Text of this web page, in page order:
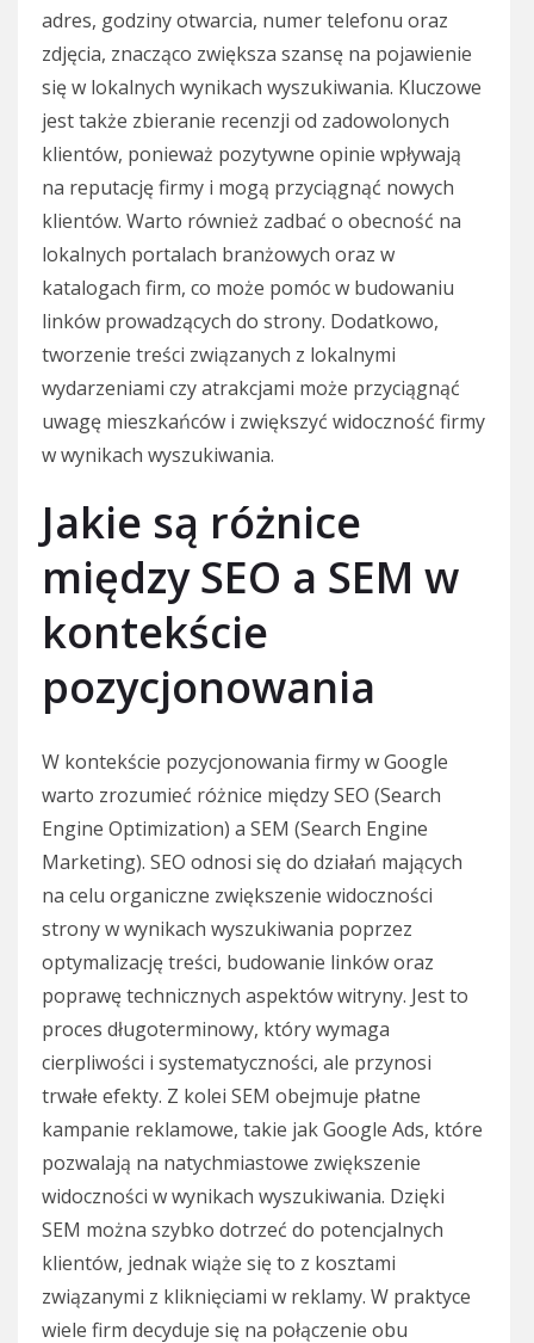
adres, godziny otwarcia, numer telefonu oraz
zdjęcia, znacząco zwiększa szansę na pojawienie
się w lokalnych wynikach wyszukiwania. Kluczowe
jest także zbieranie recenzji od zadowolonych
klientów, ponieważ pozytywne opinie wpływają
na reputację firmy i mogą przyciągnąć nowych
klientów. Warto również zadbać o obecność na
lokalnych portalach branżowych oraz w
katalogach firm, co może pomóc w budowaniu
linków prowadzących do strony. Dodatkowo,
tworzenie treści związanych z lokalnymi
wydarzeniami czy atrakcjami może przyciągnąć
uwagę mieszkańców i zwiększyć widoczność firmy
w wynikach wyszukiwania.
Jakie są różnice
między SEO a SEM w
kontekście
pozycjonowania
W kontekście pozycjonowania firmy w Google
warto zrozumieć różnice między SEO (Search
Engine Optimization) a SEM (Search Engine
Marketing). SEO odnosi się do działań mających
na celu organiczne zwiększenie widoczności
strony w wynikach wyszukiwania poprzez
optymalizację treści, budowanie linków oraz
poprawę technicznych aspektów witryny. Jest to
proces długoterminowy, który wymaga
cierpliwości i systematyczności, ale przynosi
trwałe efekty. Z kolei SEM obejmuje płatne
kampanie reklamowe, takie jak Google Ads, które
pozwalają na natychmiastowe zwiększenie
widoczności w wynikach wyszukiwania. Dzięki
SEM można szybko dotrzeć do potencjalnych
klientów, jednak wiąże się to z kosztami
związanymi z kliknięciami w reklamy. W praktyce
wiele firm decyduje się na połączenie obu